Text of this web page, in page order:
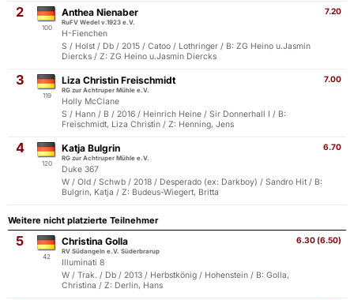
2
100
7.20
Anthea Nienaber
RuFV Wedel v.1923 e.V.
H-Fienchen
S / Holst / Db / 2015 / Catoo / Lothringer / B: ZG Heino u.Jasmin
Diercks / Z: ZG Heino u.Jasmin Diercks
3
119
7.00
Liza Christin Freischmidt
RG zur Achtruper Mühle e.V.
Holly McClane
S / Hann / B / 2016 / Heinrich Heine / Sir Donnerhall I / B:
Freischmidt, Liza Christin / Z: Henning, Jens
4
120
6.70
Katja Bulgrin
RG zur Achtruper Mühle e.V.
Duke 367
W / Old / Schwb / 2018 / Desperado (ex: Darkboy) / Sandro Hit / B:
Bulgrin, Katja / Z: Budeus-Wiegert, Britta
Weitere nicht platzierte Teilnehmer
5
42
6.30 (6.50)
Christina Golla
RV Südangeln e.V. Süderbrarup
Illuminati 8
W / Trak. / Db / 2013 / Herbstkönig / Hohenstein / B: Golla,
Christina / Z: Derlin, Hans